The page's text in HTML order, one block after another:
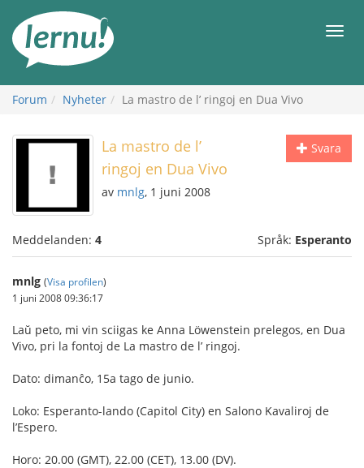
sidans
innehåll
Meny
Forum Nyheter La mastro de l’ ringoj en Dua Vivo
Svara
La mastro de l’
ringoj en Dua Vivo
av mnlg, 1 juni 2008
Meddelanden: 4 Språk: Esperanto
mnlg (Visa profilen)
1 juni 2008 09:36:17
Laŭ peto, mi vin sciigas ke Anna Löwenstein prelegos, en Dua
Vivo, pri la fontoj de La mastro de l’ ringoj.
Dato: dimanĉo, 15a tago de junio.
Loko: Esperanto-lando (Capitol City) en Salono Kavaliroj de
l’Espero.
Horo: 20.00 (GMT), 22.00 (CET), 13.00 (DV).